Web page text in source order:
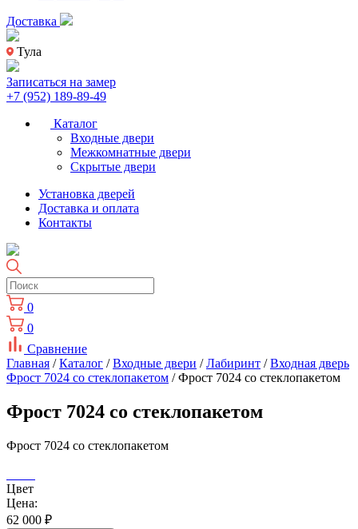
Доставка
Тула
Записаться на замер
+7 (952) 189-89-49
Каталог
Входные двери
Межкомнатные двери
Скрытые двери
Установка дверей
Доставка и оплата
Контакты
0
0
Сравнение
Главная /Каталог /Входные двери /Лабиринт /Входная дверь
Фрост 7024 со стеклопакетом / Фрост 7024 со стеклопакетом
Фрост 7024 со стеклопакетом
Фрост 7024 со стеклопакетом
Цвет
Цена:
62 000 ₽